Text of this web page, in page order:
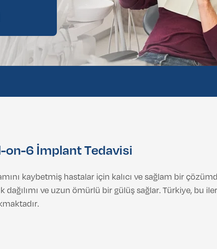
on-6 İmplant Tedavisi
kaybetmiş hastalar için kalıcı ve sağlam bir
ve uzun ömürlü bir gülüş sağlar. Türkiye, bu